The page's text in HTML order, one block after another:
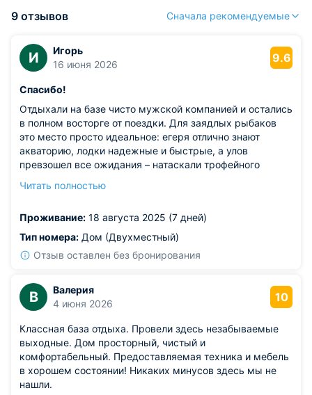
9 отзывов Сначала рекомендуемые
И
Игорь
16 июня 2026
9.6
Спасибо!
Отдыхали на базе чисто мужской компанией и остались
в полном восторге от поездки. Для заядлых рыбаков
это место просто идеальное: егеря отлично знают
акваторию, лодки надежные и быстрые, а улов
превзошел все ожидания – натаскали трофейного
вернуться в теплые, чистые бревенчатые дома со
поужинать в местном ресторане, где для нас готовили
из нашей же рыбы. Настоящий мужской отдых с
отличным сервисом, комфортом и крутой атмосферой,
обязательно вернемся сюда в следующем сезоне!
Читать полностью
Проживание: 18 августа 2025 (7 дней)
Тип номера: Дом (Двухместный)
Отзыв оставлен без бронирования
В
Валерия
4 июня 2026
10
Классная база отдыха. Провели здесь незабываемые
выходные. Дом просторный, чистый и
комфортабельный. Предоставляемая техника и мебель
в хорошем состоянии! Никаких минусов здесь мы не
нашли.